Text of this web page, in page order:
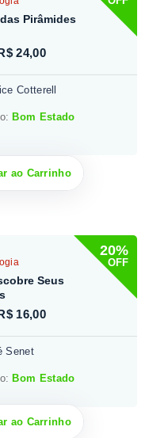
Pirâmides
24,00
Cotterell
Bom Estado
ao Carrinho
20%
OFF
Seus
16,00
Senet
Bom Estado
ao Carrinho